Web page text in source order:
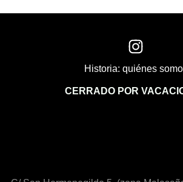
Historia: quiénes
CERRADO POR